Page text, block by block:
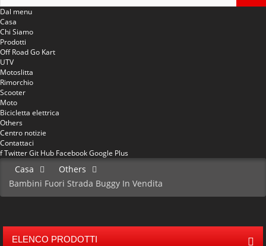
Dal menu
Casa
Chi Siamo
Prodotti
Off Road Go Kart
UTV
Motoslitta
Rimorchio
Scooter
Moto
Bicicletta elettrica
Others
Centro notizie
Contattaci
fTwitterGit Hub FacebookGoogle Plus
Casa
Others
Bambini Fuori Strada Buggy In Vendita
ELENCO PRODOTTI